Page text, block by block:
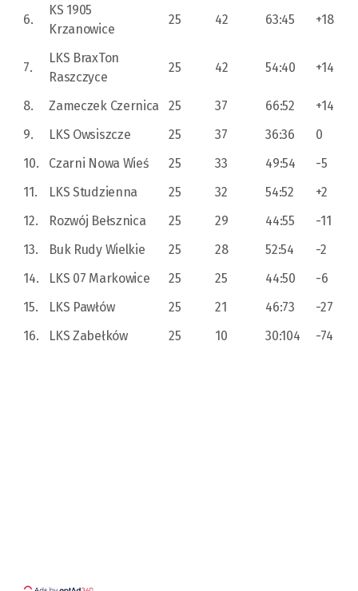
6.
KS 1905
Krzanowice
25 42 63:45 +18
7.
LKS BraxTon
Raszczyce
25 42 54:40 +14
8. Zameczek Czernica 25 37 66:52
+14
9.
LKS Owsiszcze 25 37 36:36
0
10.
Czarni Nowa Wieś 25 33 49:54
-5
11.
LKS Studzienna 25 32 54:52
+2
12.
Rozwój Bełsznica 25 29 44:55
-11
13.
Buk Rudy Wielkie 25 28 52:54
-2
14.
LKS 07 Markowice 25 25 44:50
-6
15.
LKS Pawłów 25 21 46:73
-27
16.
LKS Zabełków 25 10 30:104 -74